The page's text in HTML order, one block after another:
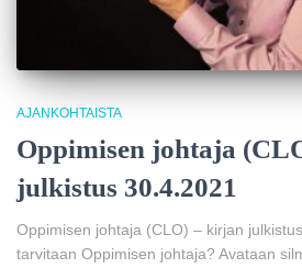
AJANKOHTAISTA
Oppimisen johtaja
julkistus 30.4.2021
Oppimisen johtaja (CLO) – kirjan
tarvitaan Oppimisen johtaja? Avataan